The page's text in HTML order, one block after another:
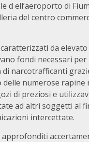
d ell’aeroporto di
del centro
da
fondi necessari per
narcotrafficanti
numerose rapine
di preziosi e
ad altri soggetti al
intercettate.